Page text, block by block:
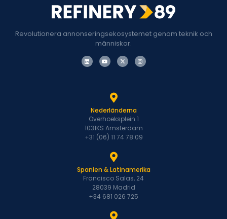
Revolutionera annonseringsekosystemet genom teknik och
människor.
Nederländerna
Overhoeksplein 1
1031KS Amsterdam
+31 (06) 11 74 78 09
Spanien & Latinamerika
Francisco Salas, 24
28039 Madrid
+34 681 026 725